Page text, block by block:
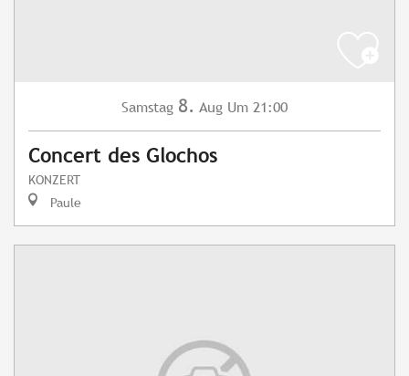
Samstag 8. Aug Um 21:00
Concert des Glochos
KONZERT
Paule